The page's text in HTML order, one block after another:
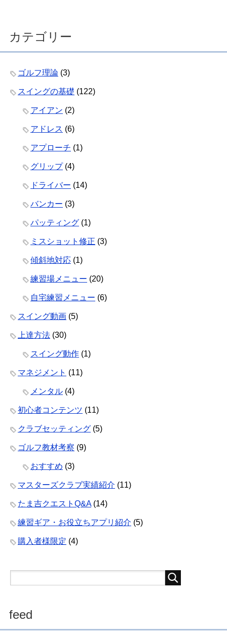
カテゴリー
ゴルフ理論 (3)
スイングの基礎 (122)
アイアン (2)
アドレス (6)
アプローチ (1)
グリップ(4)
ドライバー (14)
バンカー (3)
パッティング (1)
ミスショット修正 (3)
傾斜地対応 (1)
練習場メニュー (20)
自宅練習メニュー (6)
スイング動画 (5)
上達方法 (30)
スイング動作 (1)
マネジメント (11)
メンタル (4)
初心者コンテンツ (11)
クラブセッティング (5)
ゴルフ教材考察 (9)
おすすめ (3)
マスターズクラブ実績紹介 (11)
たま吉クエストQ&A(14)
練習ギア・お役立ちアプリ紹介 (5)
購入者様限定 (4)
feed